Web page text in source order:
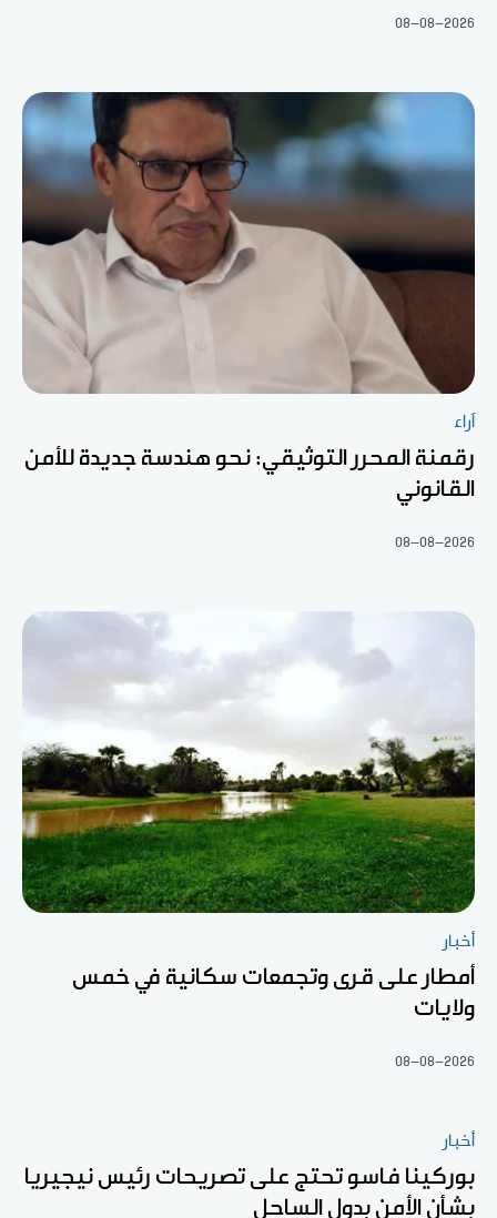
08-08-2026
آراء
رقمنة المحرر التوثيقي: نحو هندسة جديدة للأمن
القانوني
08-08-2026
أخبار
أمطار على قرى وتجمعات سكانية في خمس
ولايات
08-08-2026
أخبار
بوركينا فاسو تحتج على تصريحات رئيس نيجيريا
بشأن الأمن بدول الساحل